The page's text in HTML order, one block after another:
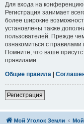
Для входа на
Регистрация занимает
более широкие
установлены также
пользователей. Прежде
ознакомиться с
Помните, что ваше
правилами.
Общие правила |
Регистрация
Мой Уголок Земли Мой